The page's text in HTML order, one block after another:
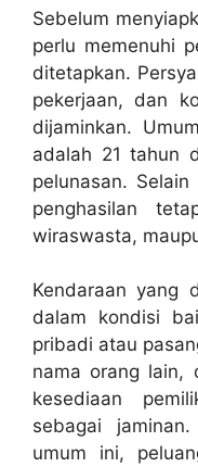
Sebelum
perlu memenuhi
ditetapkan.
pekerjaan, dan
dijaminkan.
adalah 21 tahun
pelunasan.
penghasilan
wiraswasta,
Kendaraan yang
dalam kondisi
pribadi atau
nama orang lain,
kesediaan
sebagai
umum ini,